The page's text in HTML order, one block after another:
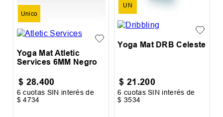
Unico
Yoga Mat Atletic
Services 6MM Negro
$ 28.400
6 cuotas SIN interés de
$ 4734
UN
Yoga Mat DRB Celeste
$ 21 .200
6 cuotas SIN interés de
$ 3534